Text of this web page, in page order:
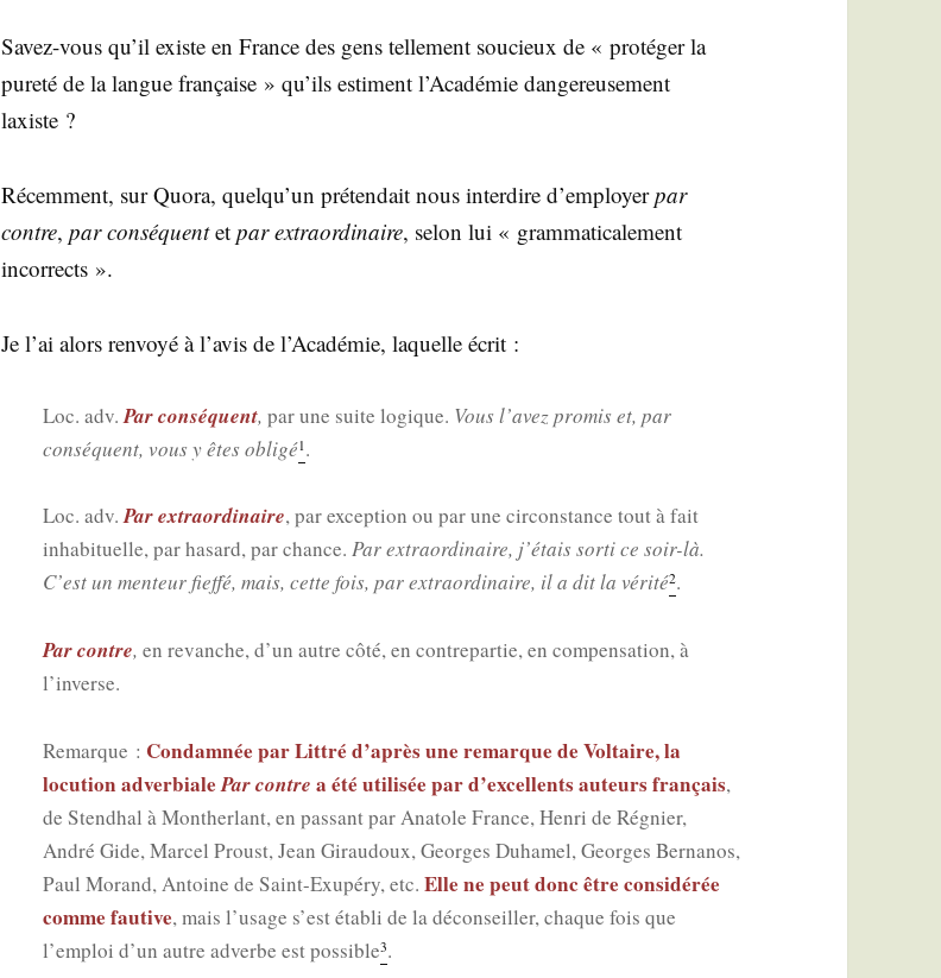
Savez-vous qu’il existe en France des gens tel­le­ment sou­cieux de « pro­té­ger la
pure­té de la langue fran­çaise » qu’ils estiment l’Académie dan­ge­reu­se­ment
laxiste ?
Récem­ment, sur Quo­ra, quelqu’un pré­ten­dait nous inter­dire d’employerpar
contre,par consé­quentetpar extra­or­di­naire, selon lui « gram­ma­ti­ca­le­ment
incorrects ».
Je l’ai alors ren­voyé à l’avis de l’Académie, laquelle écrit :
Loc. adv.Par consé­quent, par une suite logique. Vous l’avez pro­mis et, par
consé­quent, vous y êtes obli­gé1 .
Loc. adv.Par extra­or­di­naire, par excep­tion ou par une cir­cons­tance tout à fait
inha­bi­tuelle, par hasard, par chance. Par extra­or­di­naire, j’étais sor­ti ce soir-là.
C’est un men­teur fief­fé, mais, cette fois, par extra­or­di­naire, il a dit la véri­té2.
Par contre, en revanche, d’un autre côté, en contre­par­tie, en com­pen­sa­tion, à
l’inverse.
Remarque : Condam­née par Lit­tré d’après une remarque de Vol­taire, la
locu­tion adver­bialePar contre a été uti­li­sée par d’excellents auteurs fran­çais,
de Sten­dhal à Mon­ther­lant, en pas­sant par Ana­tole France, Hen­ri de Régnier,
André Gide, Mar­cel Proust, Jean Girau­doux, Georges Duha­mel, Georges Ber­na­nos,
Paul Morand, Antoine de Saint-Exu­pé­ry, etc. Elle ne peut donc être consi­dé­rée
comme fau­tive, mais l’usage s’est éta­bli de la décon­seiller, chaque fois que
l’emploi d’un autre adverbe est pos­sible3.